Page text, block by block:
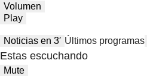
Volumen
Play
Noticias en 3′ Últimos programas
Estas escuchando
Mute